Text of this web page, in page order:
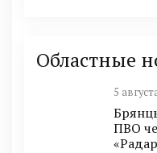
Областные
5
ПВО